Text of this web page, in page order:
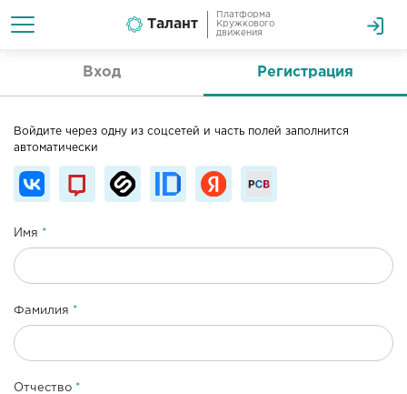
Талант
Платформа
Кружкового
движения
Вход Регистрация
Войдите через одну из соцсетей и часть полей заполнится
автоматически
Имя
Фамилия
Отчество